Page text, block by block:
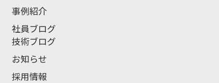
事例紹介
社員ブログ
技術ブログ
お知らせ
採用情報